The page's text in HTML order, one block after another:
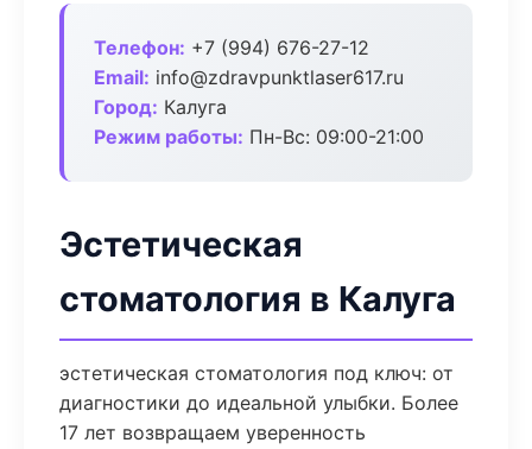
Телефон: +7 (994) 676-27-12
Email: info@zdravpunktlaser617.ru
Город: Калуга
Режим работы: Пн-Вс: 09:00-21:00
Эстетическая
стоматология в Калуга
эстетическая стоматология под ключ: от
диагностики до идеальной улыбки. Более
17 лет возвращаем уверенность